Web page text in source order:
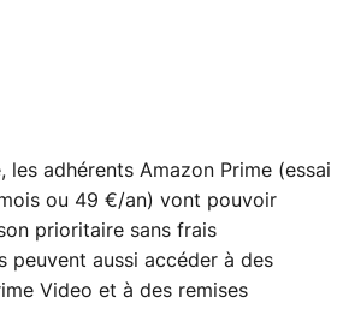
les adhérents Amazon Prime (essai
ou 49 €/an) vont pouvoir
prioritaire sans frais
peuvent aussi accéder à des
Video et à des remises